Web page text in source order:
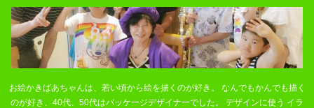
お絵かきばあちゃんは、若い頃から絵を描くのが好き。 なんでもかんでも描く
のが好き、40代、50代はパッケージデザイナーでした。 デザインに使う イラ